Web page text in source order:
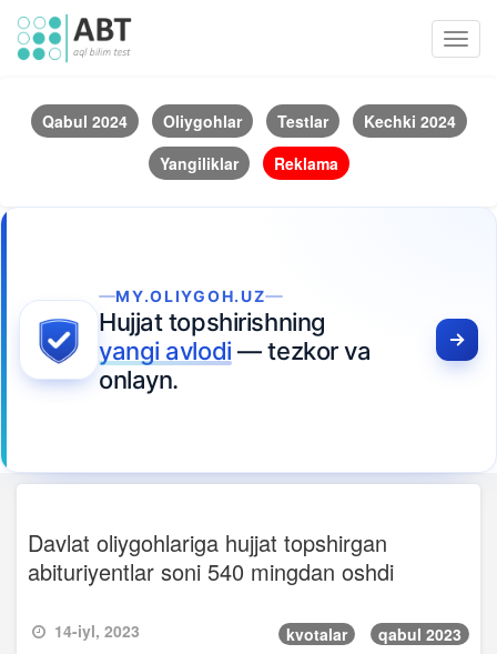
Qabul 2024 Oliygohlar Testlar
Kechki 2024
Yangiliklar
Reklama
MY.OLIYGOH.UZ
Hujjat topshirishning
yangi avlodi — tezkor va
onlayn.
Davlat oliygohlariga hujjat topshirgan
abituriyentlar soni 540 mingdan oshdi
14-iyl, 2023 kvotalar qabul 2023